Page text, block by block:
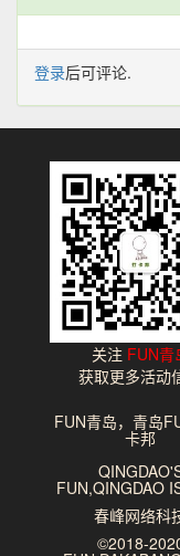
登录后可评论.
关注 FUN青
获取更多活动
FUN青岛，青岛
卡邦
FUN,QINGDAO
春峰网络科
©2018-